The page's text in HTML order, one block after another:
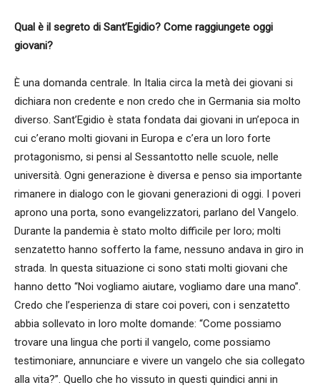
Qual è il segreto di Sant’Egidio? Come raggiungete oggi
giovani?
È una domanda centrale. In Italia circa la metà dei giovani si
dichiara non credente e non credo che in Germania sia molto
diverso. Sant’Egidio è stata fondata dai giovani in un’epoca in
cui c’erano molti giovani in Europa e c’era un loro forte
protagonismo, si pensi al Sessantotto nelle scuole, nelle
università. Ogni generazione è diversa e penso sia importante
rimanere in dialogo con le giovani generazioni di oggi. I poveri
aprono una porta, sono evangelizzatori, parlano del Vangelo.
Durante la pandemia è stato molto difficile per loro; molti
senzatetto hanno sofferto la fame, nessuno andava in giro in
strada. In questa situazione ci sono stati molti giovani che
hanno detto “Noi vogliamo aiutare, vogliamo dare una mano”.
Credo che l’esperienza di stare coi poveri, con i senzatetto
abbia sollevato in loro molte domande: “Come possiamo
trovare una lingua che porti il vangelo, come possiamo
testimoniare, annunciare e vivere un vangelo che sia collegato
alla vita?”. Quello che ho vissuto in questi quindici anni in